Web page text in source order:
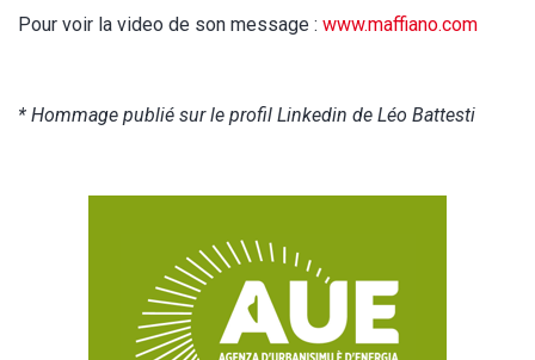
Pour voir la video de son message : www.maffiano.com
* Hommage publié sur le profil Linkedin de Léo Battesti